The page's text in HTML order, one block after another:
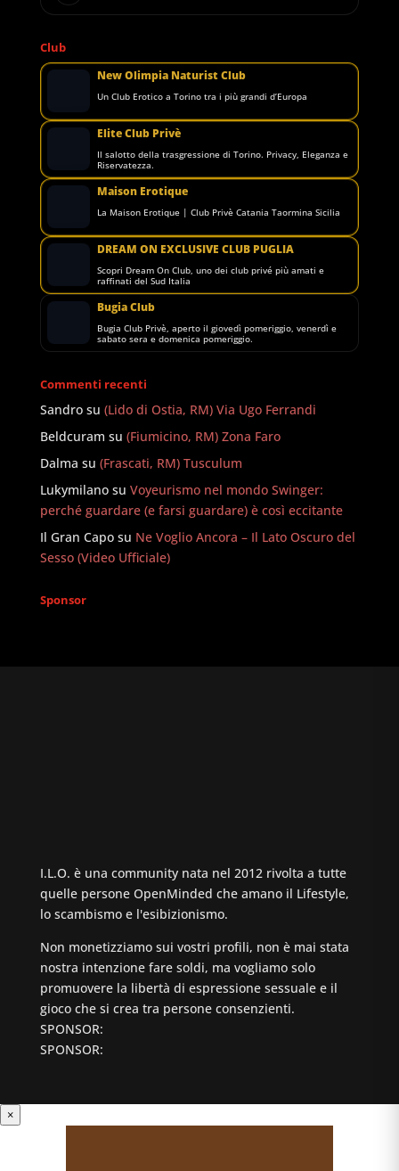
Club
New Olimpia Naturist Club
Un Club Erotico a Torino tra i più grandi d’Europa
Elite Club Privè
Il salotto della trasgressione di Torino. Privacy, Eleganza e
Riservatezza.
Maison Erotique
La Maison Erotique | Club Privè Catania Taormina Sicilia
DREAM ON EXCLUSIVE CLUB PUGLIA
Scopri Dream On Club, uno dei club privé più amati e
raffinati del Sud Italia
Bugia Club
Bugia Club Privè, aperto il giovedì pomeriggio, venerdì e
sabato sera e domenica pomeriggio.
Commenti recenti
Sandrosu (Lido di Ostia, RM) Via Ugo Ferrandi
Beldcuram su (Fiumicino, RM) Zona Faro
Dalma su (Frascati, RM) Tusculum
Lukymilanosu Voyeurismo nel mondo Swinger:
perché guardare (e farsi guardare) è così eccitante
Il Gran Caposu Ne Voglio Ancora – Il Lato Oscuro del
Sesso (Video Ufficiale)
Sponsor
I.L.O. è una community nata nel 2012 rivolta a tutte
quelle persone OpenMinded che amano il Lifestyle,
lo scambismo e l'esibizionismo.
Non monetizziamo sui vostri profili, non è mai stata
nostra intenzione fare soldi, ma vogliamo solo
promuovere la libertà di espressione sessuale e il
gioco che si crea tra persone consenzienti.
SPONSOR:
SPONSOR:
×